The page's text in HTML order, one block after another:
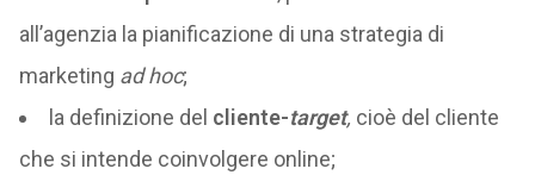
all’agenzia la pianificazione di una strategia di
marketing ad hoc;
la definizione del cliente-target, cioè del cliente
che si intende coinvolgere online;